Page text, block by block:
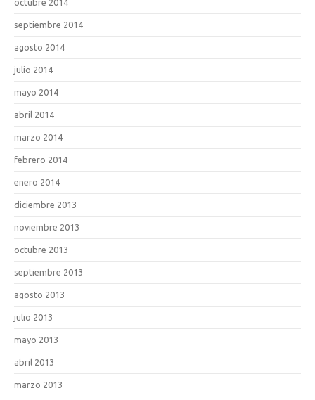
septiembre 2014
agosto 2014
julio 2014
mayo 2014
abril 2014
marzo 2014
febrero 2014
enero 2014
diciembre 2013
noviembre 2013
octubre 2013
septiembre 2013
agosto 2013
julio 2013
mayo 2013
abril 2013
marzo 2013